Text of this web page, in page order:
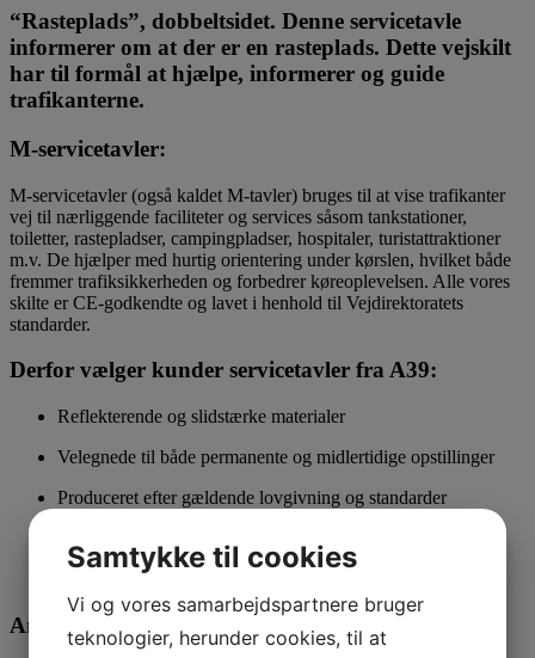
“Rasteplads”, dobbeltsidet. Denne servicetavle
informerer om at der er en rasteplads. Dette vejskilt
har til formål at hjælpe, informerer og guide
trafikanterne.
M‑servicetavler:
M‑servicetavler (også kaldet M‑tavler) bruges til at vise trafikanter
vej til nærliggende faciliteter og services såsom tankstationer,
toiletter, rastepladser, campingpladser, hospitaler, turistattraktioner
m.v. De hjælper med hurtig orientering under kørslen, hvilket både
fremmer trafiksikkerheden og forbedrer køreoplevelsen. Alle vores
skilte er CE‑godkendte og lavet i henhold til Vejdirektoratets
standarder.
Derfor vælger kunder servicetavler fra A39:
Reflekterende og slidstærke materialer
Velegnede til både permanente og midlertidige opstillinger
Produceret efter gældende lovgivning og standarder
Mulighed for specialdesignede servicetavler
Anvendelse af M-tavler
Samtykke til cookies
Vi og vores samarbejdspartnere bruger
teknologier, herunder cookies, til at